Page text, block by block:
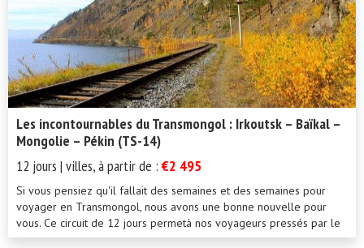
Les incontournables du Transmongol : Irkoutsk – Baïkal –
Mongolie – Pékin (TS-14)
12 jours | villes, à partir de :€2 495
Si vous pensiez qu'il fallait des semaines et des semaines pour
voyager en Transmongol, nous avons une bonne nouvelle pour
vous. Ce circuit de 12 jours permetà nos voyageurs pressés par le
tem...